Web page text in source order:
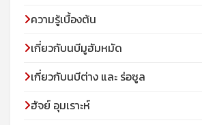
ความรู้เบื้องต้น
เกี่ยวกับนบีมูฮัมหมัด
เกี่ยวกับนบีต่าง และ ร่อซูล
ฮัจย์ อุมเราะห์